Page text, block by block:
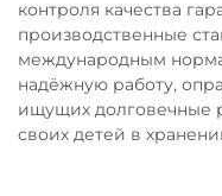
контроля качества
производственные
международным
надёжную работу,
ищущих долговечные
своих детей в